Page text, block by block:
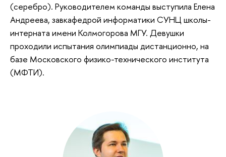
(серебро). Руководителем команды выступила Елена
Андреева, завкафедрой информатики СУНЦ школы-
интерната имени Колмогорова МГУ. Девушки
проходили испытания олимпиады дистанционно, на
базе Московского физико-технического института
(МФТИ).